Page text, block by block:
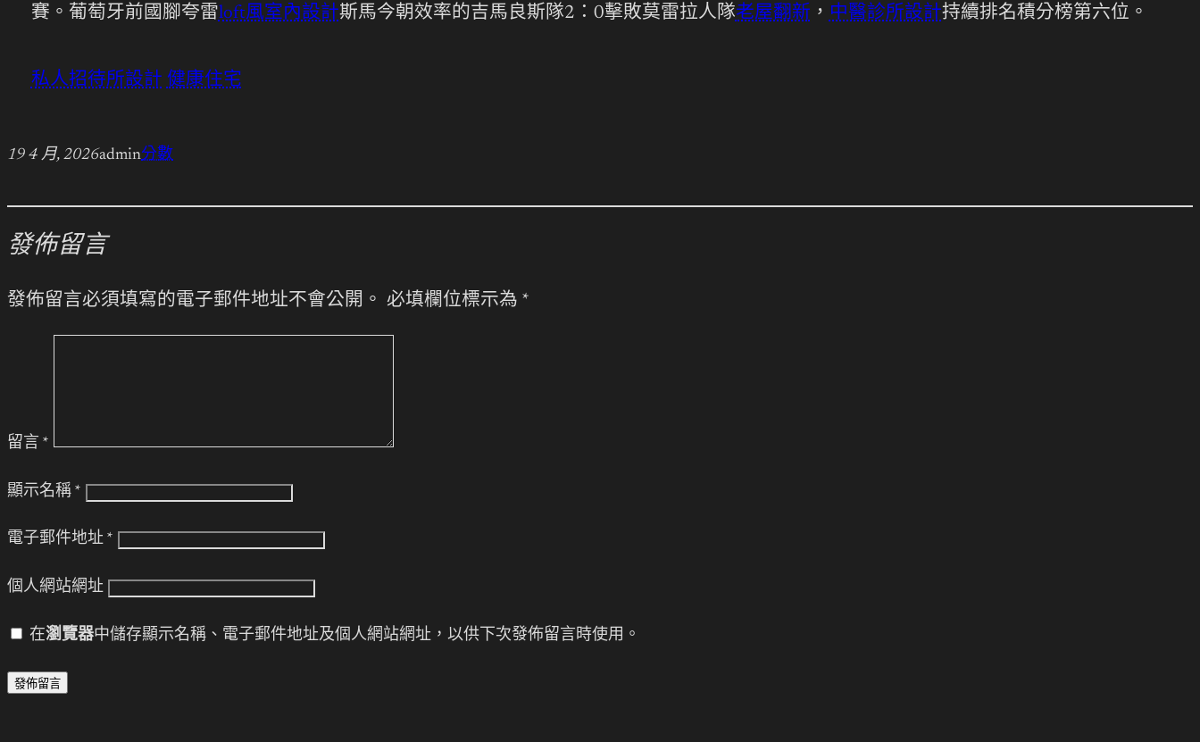
賽。葡萄牙前國腳夸雷loft風室內設計斯馬今朝效率的吉馬良斯隊2：0擊敗莫雷拉人隊老屋翻新 ， 中醫診所設計持續排名積分榜第六位。
私人招待所設計 健康住宅
19 4 月, 2026admin分數
發佈留言
發佈留言必須填寫的電子郵件地址不會公開。 必填欄位標示為 *
留言 *
顯示名稱 *
電子郵件地址 *
個人網站網址
在瀏覽器中儲存顯示名稱、電子郵件地址及個人網站網址，以供下次發佈留言時使用。